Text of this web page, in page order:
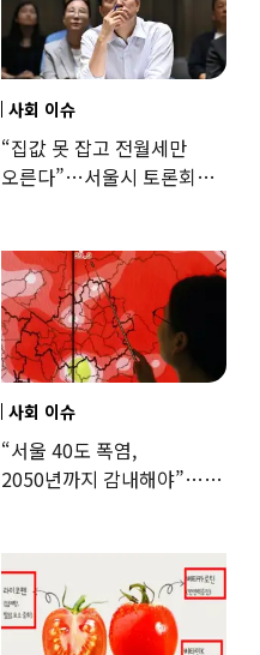
사회 이슈
“집값 못 잡고 전월세만
오른다”…서울시 토론회서
사회 이슈
“서울 40도 폭염,
2050년까지 감내해야”…